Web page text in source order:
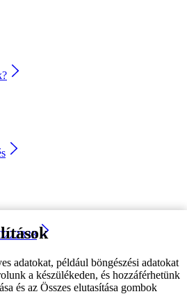
adatokat, például böngészési adatokat
a készülékeden, és hozzáférhetünk
és az Összes elutasítása gombok